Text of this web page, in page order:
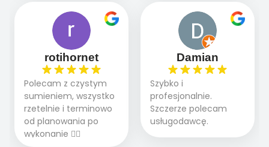
2 zlecenia na rolkę.
Polecam.
rotihornet
Polecam z czystym
sumieniem, wszystko
rzetelnie i terminowo
od planowania po
wykonanie 👍🏻
Damian
Szybko i
profesjonalnie.
Szczerze polecam
usługodawcę.